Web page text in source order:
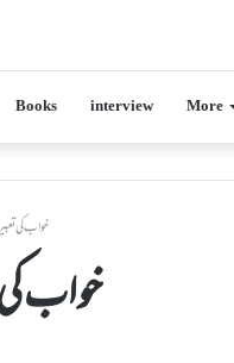
Books interview More
خواب کی
خواب